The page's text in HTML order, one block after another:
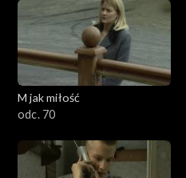
M jak miłość
odc. 70